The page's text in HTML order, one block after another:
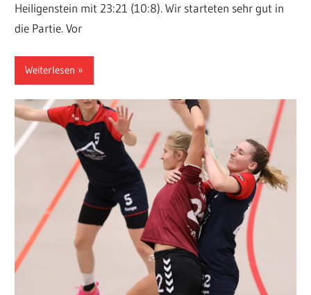
Heiligenstein mit 23:21 (10:8). Wir starteten sehr gut in
die Partie. Vor
Weiterlesen